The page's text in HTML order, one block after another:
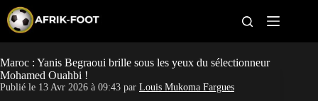
p
t
o
c
o
CAN féminine
Maroc : Yanis Begraoui brille sous les yeux du sélectionneur
Mohamed Ouahbi !
Publié le 13 Avr 2026 à 09:43 par Louis Mukoma Fargues